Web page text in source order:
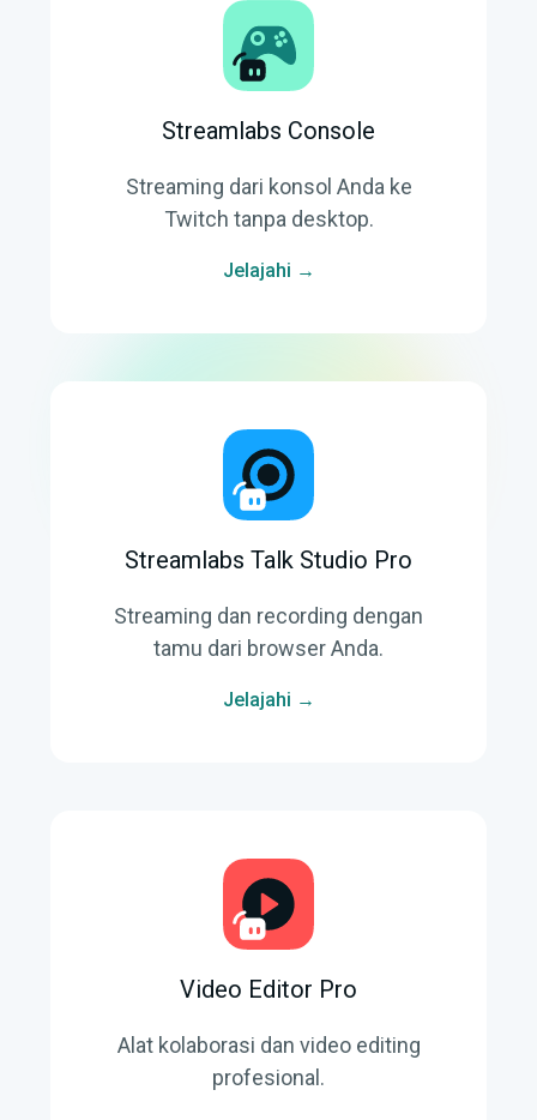
Streamlabs Console
Streaming dari konsol Anda ke
Twitch tanpa desktop.
Jelajahi →
Streamlabs Talk Studio Pro
Streaming dan recording dengan
tamu dari browser Anda.
Jelajahi →
Video Editor Pro
Alat kolaborasi dan video editing
profesional.